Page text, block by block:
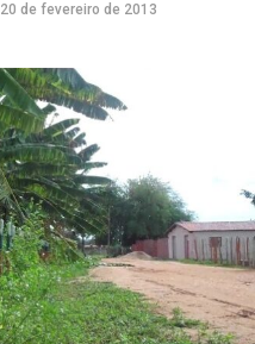
20 de fevereiro de 2013